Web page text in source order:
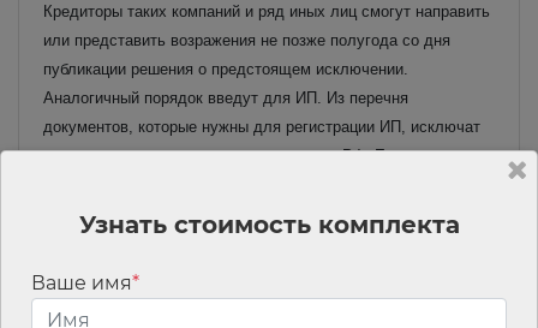
Кредиторы таких компаний и ряд иных лиц смогут направить
или представить возражения не позже полугода со дня
публикации решения о предстоящем исключении.
Аналогичный порядок введут для ИП. Из перечня
документов, которые нужны для регистрации ИП, исключат
копию основного документа гражданина РФ.Есть и другие
Читать материал полностью
необязательна — закон опубликован
С 1 июня 2024 года некоммерческие организации (НКО)
Узнать стоимость комплекта
Ваше имя*